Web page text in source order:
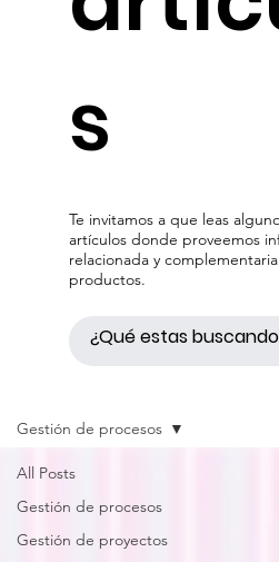
Te invitamos a que leas
artículos donde proveemos
relacionada y
productos.
s
All Posts
Gestión de procesos
Gestión de proyectos
Gestión de procesos